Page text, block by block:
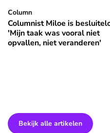
Columnist Miloe is
⭐ Premium
Column
Columnist Miloe is
'Mijn taak was vooral niet
opvallen, niet veranderen'
Bekijk alle artikelen